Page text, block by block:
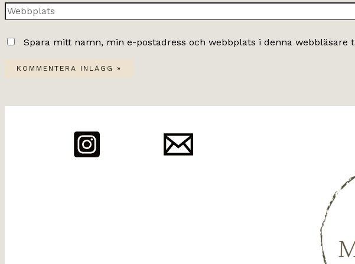
Webbplats
Spara mitt namn, min e-postadress och webbplats i denna webbläsare